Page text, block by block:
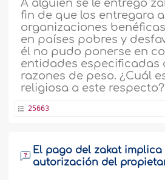
A alguien se le entregó
fin de que los entregara a
organizaciones
en países pobres y
él no pudo ponerse en
entidades especificadas
razones de peso. ¿Cuál
religiosa a este respecto?
25663
El pago del zakat
autorización del